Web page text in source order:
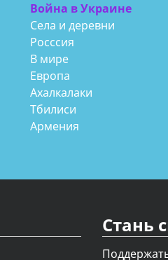
Война в Украине
Села и деревни
Росссия
В мире
Европа
Ахалкалаки
Тбилиси
Армения
Стань